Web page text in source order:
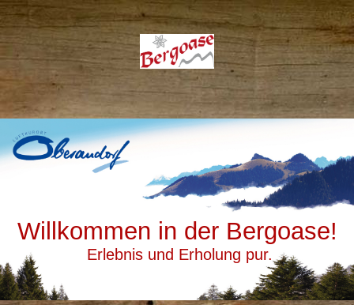
Willkommen in der Bergoase!
Erlebnis und Erholung pur.